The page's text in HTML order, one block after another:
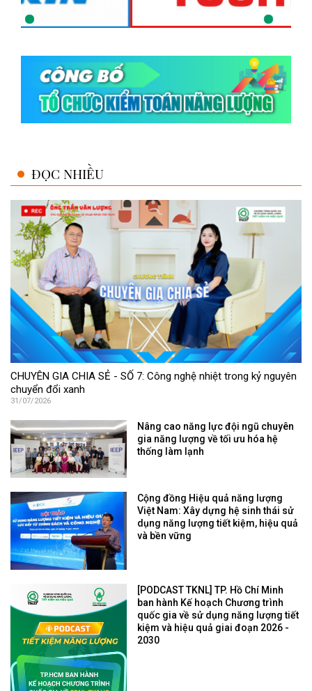
ĐỌC NHIỀU
CHUYÊN GIA CHIA SẺ - SỐ 7: Công nghệ nhiệt trong kỷ nguyên
chuyển đổi xanh
31/07/2026
Nâng cao năng lực đội ngũ chuyên
gia năng lượng về tối ưu hóa hệ
thống làm lạnh
Cộng đồng Hiệu quả năng lượng
Việt Nam: Xây dựng hệ sinh thái sử
dụng năng lượng tiết kiệm, hiệu quả
và bền vững
[PODCAST TKNL] TP. Hồ Chí Minh
ban hành Kế hoạch Chương trình
quốc gia về sử dụng năng lượng tiết
kiệm và hiệu quả giai đoạn 2026 -
2030